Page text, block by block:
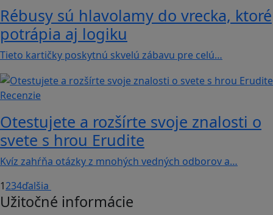
Rébusy sú hlavolamy do vrecka, ktoré
potrápia aj logiku
Tieto kartičky poskytnú skvelú zábavu pre celú…
Recenzie
Otestujete a rozšírte svoje znalosti o
svete s hrou Erudite
Kvíz zahŕňa otázky z mnohých vedných odborov a…
1234ďalšia
Užitočné informácie